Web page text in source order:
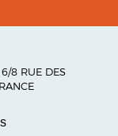
8 RUE DES